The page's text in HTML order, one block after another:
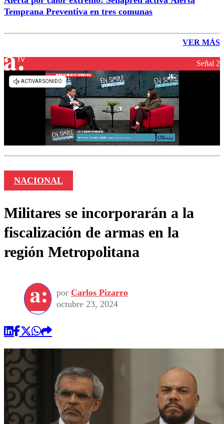
Temprana Preventiva en tres comunas
VER MÁS
Señal 2
NACIONAL
Militares se incorporarán a la
fiscalización de armas en la
región Metropolitana
por Carlos Pizarro
octubre 23, 2024